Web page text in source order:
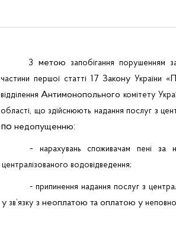
З метою запобігання порушенням
частини першої статті 17 Закону України
відділення Антимонопольного комітету
області, що здійснюють надання послуг з
по недопущенню:
-
нарахувань споживачам пені за
централізованого водовідведення;
- припинення надання послуг з
у зв’язку з неоплатою та оплатою у